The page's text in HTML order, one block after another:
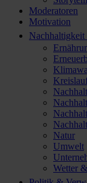
Moderatoren
Motivation
Natur
Umwelt
Wetter